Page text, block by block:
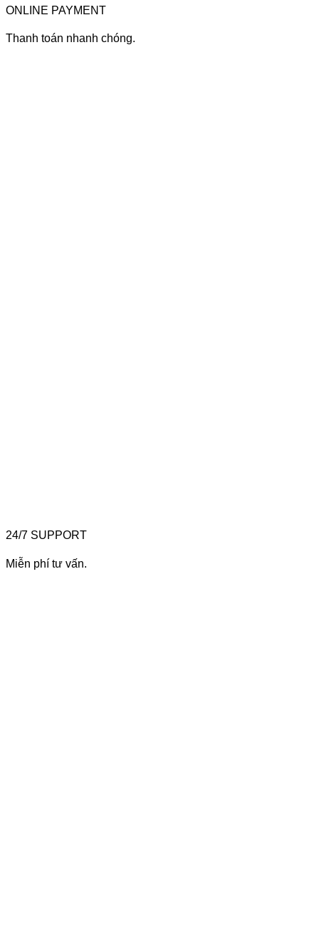
ONLINE PAYMENT
Thanh toán nhanh chóng.
24/7 SUPPORT
Miễn phí tư vấn.